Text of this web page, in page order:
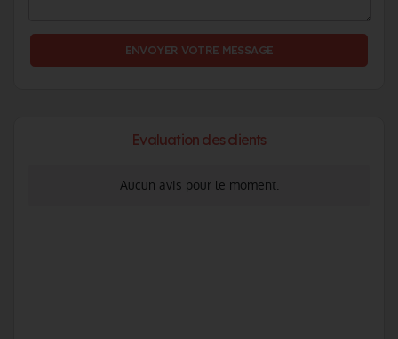
Evaluation des clients
Aucun avis pour le moment.